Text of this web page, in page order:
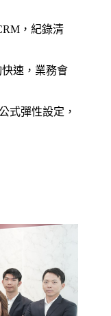
，紀錄清
速，業務會
式彈性設定，